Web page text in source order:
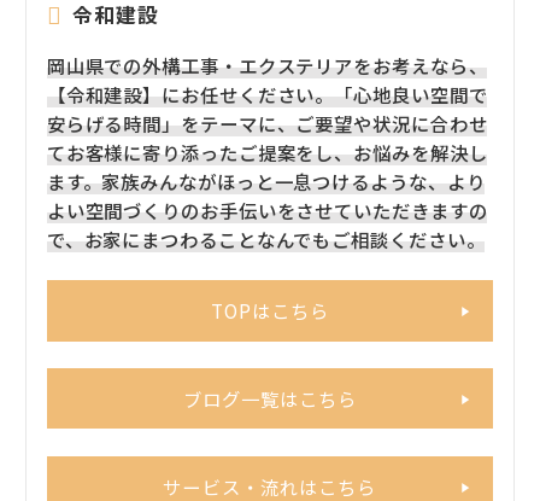
令和建設
岡山県での外構工事・エクステリアをお考えなら、
【令和建設】にお任せください。「心地良い空間で
安らげる時間」をテーマに、ご要望や状況に合わせ
てお客様に寄り添ったご提案をし、お悩みを解決し
ます。家族みんながほっと一息つけるような、より
よい空間づくりのお手伝いをさせていただきますの
で、お家にまつわることなんでもご相談ください。
TOPはこちら
ブログ一覧はこちら
サービス・流れはこちら